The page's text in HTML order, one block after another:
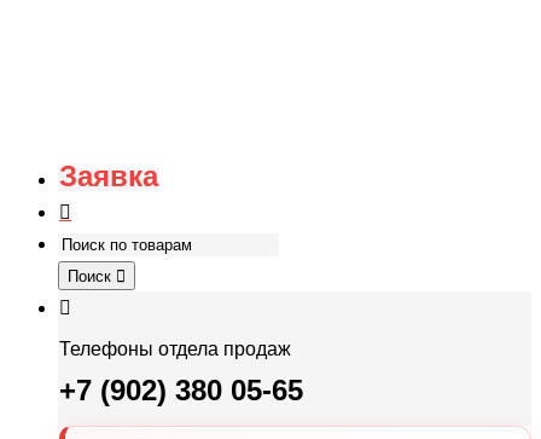
Заявка
Поиск
Телефоны отдела продаж
+7 (902) 380 05-65